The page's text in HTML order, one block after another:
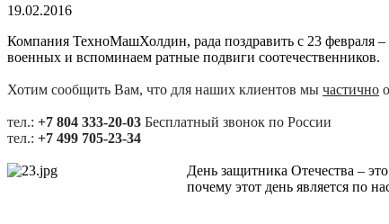
19.02.2016
Компания ТехноМашХолдин, рада поздравить с 23 февраля
военных и вспоминаем ратные подвиги соотечественников.
Хотим сообщить Вам, что для наших клиентов мы частично
тел.: +7 804 333-20-03 Бесплатный звонок по России
тел.: +7 499 705-23-34
День защитника Отечества –
почему этот день является по